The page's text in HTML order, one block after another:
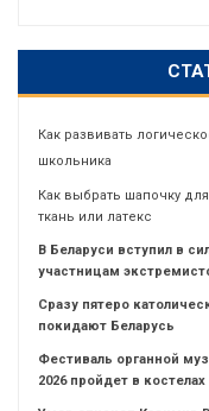
Как развивать
школьника
Как выбрать шапочку
ткань или латекс
В Беларуси вступил в
участницам
Сразу пятеро
покидают Беларусь
Фестиваль органной
2026 пройдет в